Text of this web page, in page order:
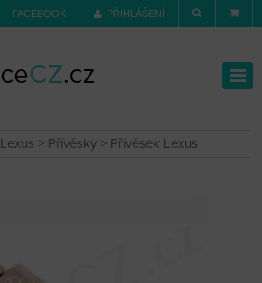
FACEBOOK PŘIHLÁŠENÍ
Lexus > Přívěsky > Přívěsek Lexus